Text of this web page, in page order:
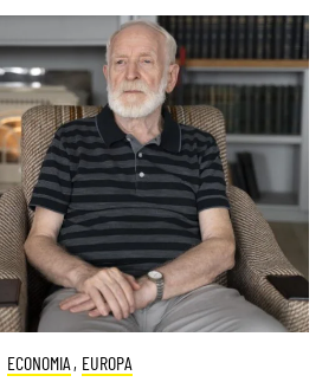
ECONOMIA , EUROPA